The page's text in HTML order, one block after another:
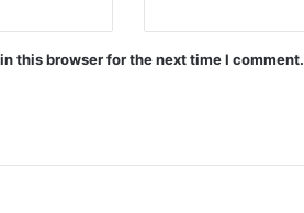
this browser for the next time I comment.